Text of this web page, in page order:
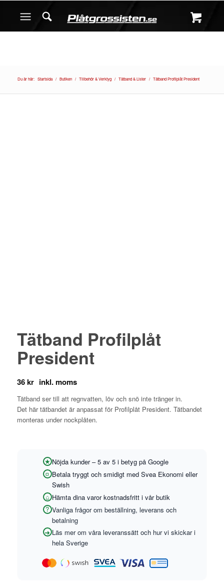
Du är här: Startsida / Butiken / Tillbehör & Verktyg / Tätband & Lister / Tätband Profilplåt President
Tätband Profilplåt
President
36kr
Tätband ser till att regnvatten, löv och snö inte tränger in.
Det här tätbandet är anpassat för Profilplåt President. Tätbandet
monteras under nockplåten.
Nöjda kunder – 5 av 5 i betyg på Google
Betala tryggt och smidigt med Svea Ekonomi eller
Swish
Hämta dina varor kostnadsfritt i vår butik
Vanliga frågor om beställning, leverans och
betalning
Läs mer om våra leveranssätt och hur vi skickar i
hela Sverige